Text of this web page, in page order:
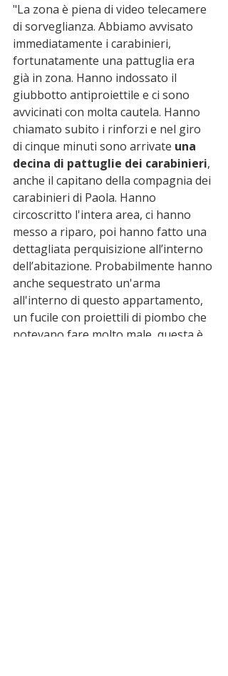
"La zona è piena di video telecamere
di sorveglianza. Abbiamo avvisato
immediatamente i carabinieri,
fortunatamente una pattuglia era
già in zona. Hanno indossato il
giubbotto antiproiettile e ci sono
avvicinati con molta cautela. Hanno
chiamato subito i rinforzi e nel giro
di cinque minuti sono arrivate una
decina di pattuglie dei carabinieri,
anche il capitano della compagnia dei
carabinieri di Paola. Hanno
circoscritto l'intera area, ci hanno
messo a riparo, poi hanno fatto una
dettagliata perquisizione all’interno
dell’abitazione. Probabilmente hanno
anche sequestrato un'arma
all'interno di questo appartamento,
un fucile con proiettili di piombo che
potevano fare molto male, questa è